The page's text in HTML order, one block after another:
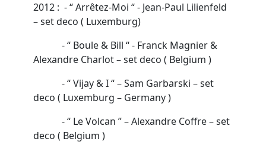
2012 : - “ Arrêtez-Moi “ - Jean-Paul Lilienfeld
– set deco ( Luxemburg)
- “ Boule & Bill “ - Franck Magnier &
Alexandre Charlot – set deco ( Belgium )
- “ Vijay & I “ – Sam Garbarski – set
deco ( Luxemburg – Germany )
- “ Le Volcan ” – Alexandre Coffre – set
deco ( Belgium )